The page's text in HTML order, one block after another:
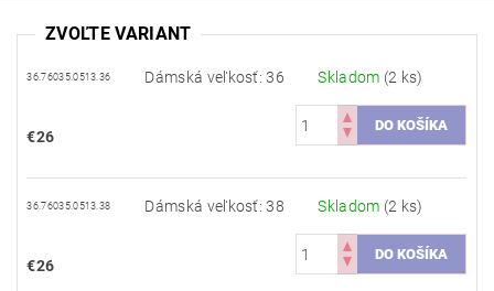
ZVOĽTE VARIANT
36.76035.0513.36 Dámská veľkosť: 36 Skladom (2 ks)
€26
36.76035.0513.38 Dámská veľkosť: 38 Skladom (2 ks)
€26